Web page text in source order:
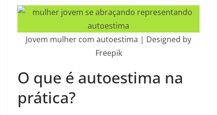
Jovem mulher com autoestima | Designed by
Freepik
O que é autoestima na
prática?